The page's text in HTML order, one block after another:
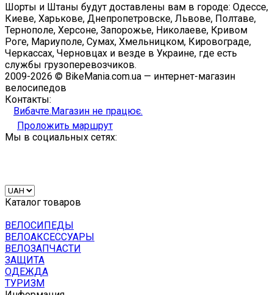
Шорты и Штаны будут доставлены вам в городе: Одессе,
Киеве, Харькове, Днепропетровске, Львове, Полтаве,
Тернополе, Херсоне, Запорожье, Николаеве, Кривом
Роге, Мариуполе, Сумах, Хмельницком, Кировограде,
Черкассах, Черновцах и везде в Украине, где есть
службы грузоперевозчиков.
2009-2026 © BikeMania.com.ua — интернет-магазин
велосипедов
Контакты:
Вибачте.Магазин не працює.
Проложить маршрут
Мы в социальных сетях:
Каталог товаров
ВЕЛОСИПЕДЫ
ВЕЛОАКСЕССУАРЫ
ВЕЛОЗАПЧАСТИ
ЗАЩИТА
ОДЕЖДА
ТУРИЗМ